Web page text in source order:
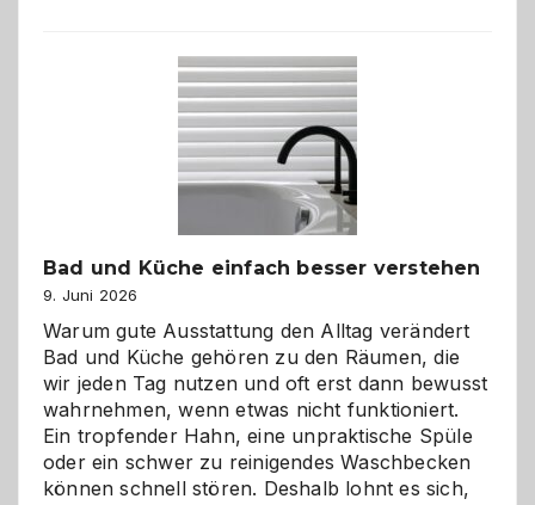
Bad und Küche einfach besser verstehen
9. Juni 2026
Warum gute Ausstattung den Alltag verändert
Bad und Küche gehören zu den Räumen, die
wir jeden Tag nutzen und oft erst dann bewusst
wahrnehmen, wenn etwas nicht funktioniert.
Ein tropfender Hahn, eine unpraktische Spüle
oder ein schwer zu reinigendes Waschbecken
können schnell stören. Deshalb lohnt es sich,